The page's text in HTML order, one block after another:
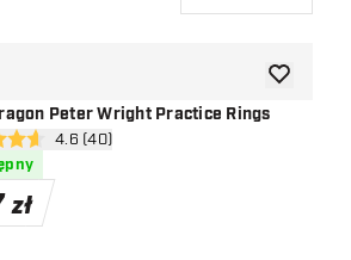
Peter Wright Practice Rings
otwórz panel recenzji
oceny
4.6 (40)
zł
dodaj do